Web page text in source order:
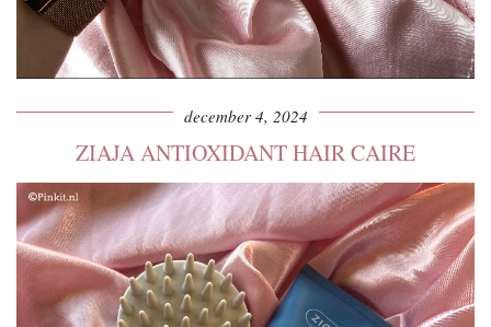
december 4, 2024
ZIAJA ANTIOXIDANT HAIR CAIRE